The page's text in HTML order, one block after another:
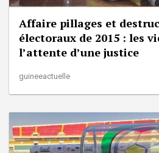
Affaire pillages et
électoraux de 2015 : les
l’attente d’une justice
guineeactuelle